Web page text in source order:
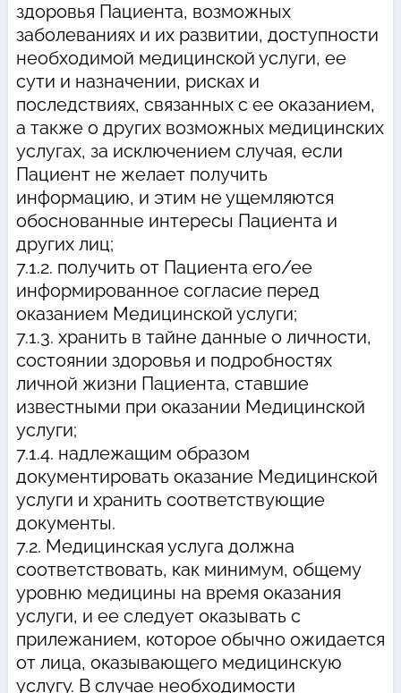
здоровья Пациента, возможных
заболеваниях и их развитии, доступности
необходимой медицинской услуги, ее
сути и назначении, рисках и
последствиях, связанных с ее оказанием,
а также о других возможных медицинских
услугах, за исключением случая, если
Пациент не желает получить
информацию, и этим не ущемляются
обоснованные интересы Пациента и
других лиц;
7.1.2. получить от Пациента его/ее
информированное согласие перед
оказанием Медицинской услуги;
7.1.3. хранить в тайне данные о личности,
состоянии здоровья и подробностях
личной жизни Пациента, ставшие
известными при оказании Медицинской
услуги;
7.1.4. надлежащим образом
документировать оказание Медицинской
услуги и хранить соответствующие
документы.
7.2. Медицинская услуга должна
соответствовать, как минимум, общему
уровню медицины на время оказания
услуги, и ее следует оказывать с
прилежанием, которое обычно ожидается
от лица, оказывающего медицинскую
услугу. В случае необходимости